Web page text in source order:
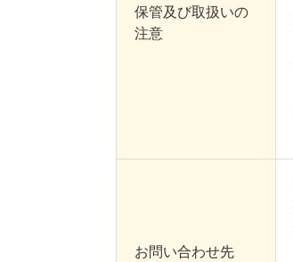
保管及び取扱いの
注意
お問い合わせ先